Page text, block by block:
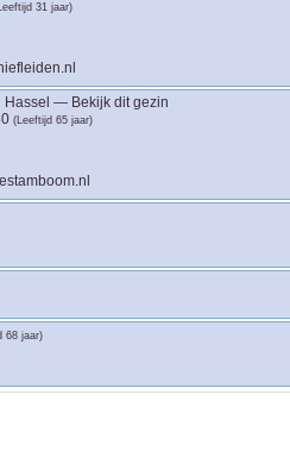
31 jaar)
Hassel — Bekijk dit gezin
(Leeftijd 65 jaar)
68 jaar)